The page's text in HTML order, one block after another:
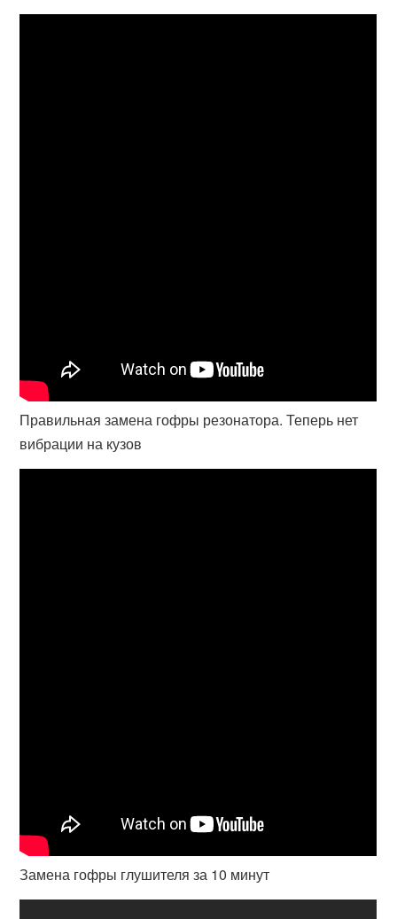
Правильная замена гофры резонатора. Теперь нет
вибрации на кузов
Замена гофры глушителя за 10 минут